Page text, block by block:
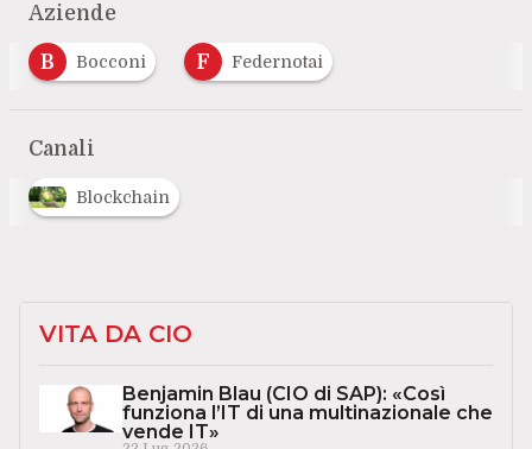
Aziende
B Bocconi F Federnotai
Canali
Blockchain
VITA DA CIO
Benjamin Blau (CIO di SAP): «Così
funziona l’IT di una multinazionale che
vende IT»